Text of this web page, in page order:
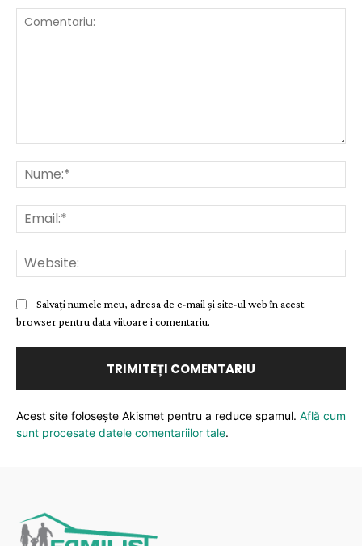
Salvați numele meu, adresa de e-mail și site-ul web în acest
browser pentru data viitoare i comentariu.
Acest site folosește Akismet pentru a reduce spamul. Află cum
sunt procesate datele comentariilor tale.